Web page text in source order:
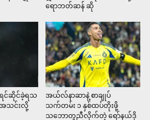
ရောဘတ်ဆန် ဆို
င်ဆိုင်ခဲ့ရသ
အသင်းလို့
အယ်လ်နာဆာနဲ့ စာချုပ်
သက်တမ်း ၁ နှစ်ထပ်တိုးဖို့
သဘောတူညီလိုက်တဲ့ ရော်နယ်ဒို